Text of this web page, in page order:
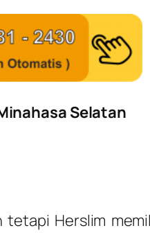
Selatan
Herslim